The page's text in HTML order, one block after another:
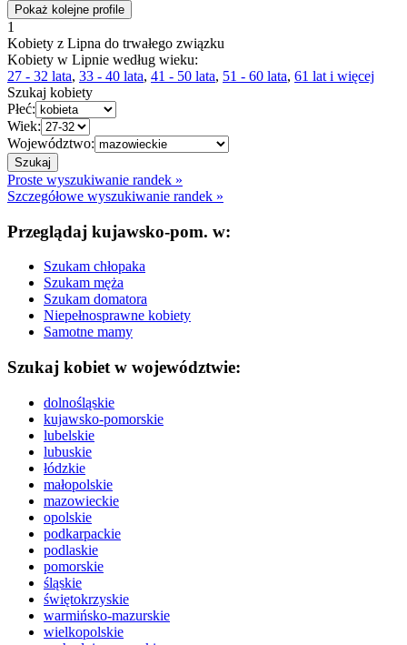
Pokaż kolejne profile
1
Kobiety z Lipna do trwałego związku
Kobiety w Lipnie według wieku:
27 - 32 lata, 33 - 40 lata, 41 - 50 lata, 51 - 60 lata, 61 lat i więcej
Szukaj kobiety
Płeć:
Wiek:
Województwo:
Proste wyszukiwanie randek »
Szczegółowe wyszukiwanie randek »
Przeglądaj kujawsko-pom. w:
Szukam chłopaka
Szukam męża
Szukam domatora
Niepełnosprawne kobiety
Samotne mamy
Szukaj kobiet w województwie:
dolnośląskie
kujawsko-pomorskie
lubelskie
lubuskie
łódzkie
małopolskie
mazowieckie
opolskie
podkarpackie
podlaskie
pomorskie
śląskie
świętokrzyskie
warmińsko-mazurskie
wielkopolskie